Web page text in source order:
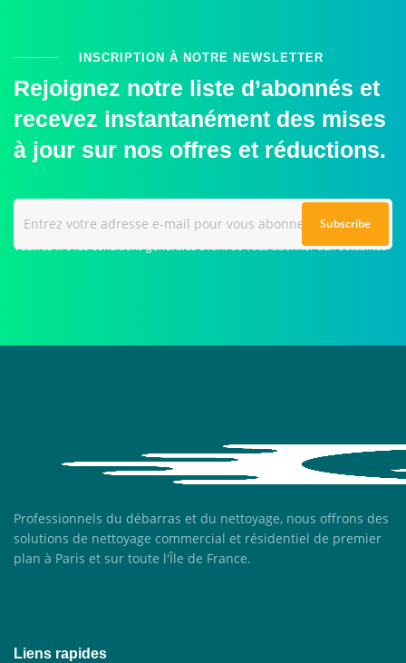
INSCRIPTION À NOTRE NEWSLETTER
Rejoignez notre liste d’abonnés et
recevez instantanément des mises
à jour sur nos offres et réductions.
Veuillez lire les conditions générales avant de vous abonner aux actualités
Professionnels du débarras et du nettoyage, nous offrons des
solutions de nettoyage commercial et résidentiel de premier
plan à Paris et sur toute l'Île de France.
Liens rapides